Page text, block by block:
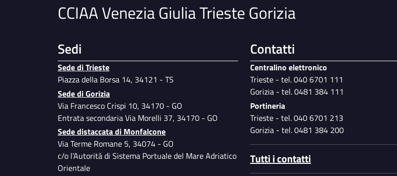
CCIAA Venezia Giulia Trieste Gorizia
Sedi
Sede di Trieste
Piazza della Borsa 14, 34121 - TS
Sede di Gorizia
Via Francesco Crispi 10, 34170 - GO
Entrata secondaria Via Morelli 37, 34170 - GO
Sede distaccata di Monfalcone
Via Terme Romane 5, 34074 - GO
c/o l’Autorità di Sistema Portuale del Mare Adriatico
Orientale
Contatti
Centralino elettronico
Trieste - tel. 040 6701 111
Gorizia - tel. 0481 384 111
Portineria
Trieste - tel. 040 6701 213
Gorizia - tel. 0481 384 200
Tutti i contatti